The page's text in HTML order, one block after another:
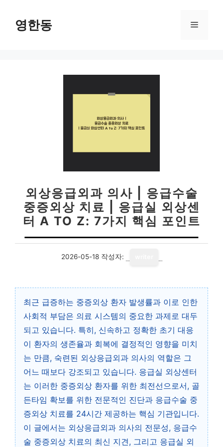
영한동 메
외상응급외과 의사 | 응급수술
중증외상 치료 | 응급실 외상센
터 A TO Z: 7가지 핵심 포인트
2026-05-18 작성자:
최근 급증하는 중증외상 환자 발생률과 이로 인한
사회적 부담은 의료 시스템의 중요한 과제로 대두
되고 있습니다. 특히, 신속하고 정확한 초기 대응
이 환자의 생존율과 회복에 결정적인 영향을 미치
는 만큼, 숙련된 외상응급외과 의사의 역할은 그
어느 때보다 강조되고 있습니다. 응급실 외상센터
는 이러한 중증외상 환자를 위한 최전선으로서, 골
든타임 확보를 위한 전문적인 진단과 응급수술 중
증외상 치료를 24시간 제공하는 핵심 기관입니다.
이 글에서는 외상응급외과 의사의 전문성, 응급수
술 중증외상 치료의 최신 지견, 그리고 응급실 외